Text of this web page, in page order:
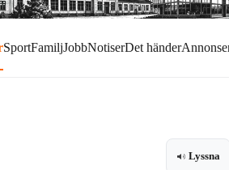
SportFamiljJobbNotiserDet händer
Lyssna